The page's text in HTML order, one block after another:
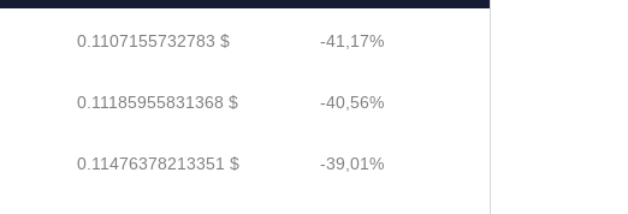
0.1107155732783 $ -41,17%
0.11185955831368 $ -40,56%
0.11476378213351 $ -39,01%